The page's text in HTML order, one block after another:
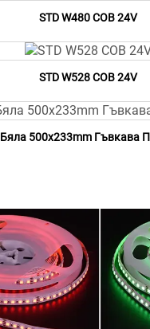
STD W480 COB 24V
STD W528 COB 24V
Бяла 500x233mm Гъвкава